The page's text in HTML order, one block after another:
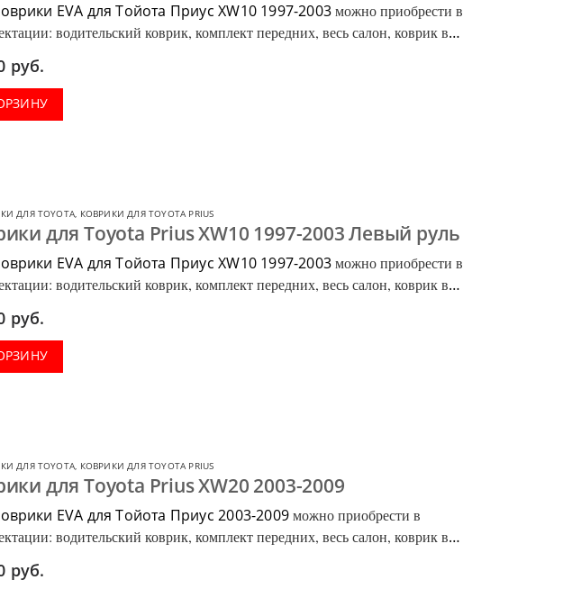
EVA для Тойота Приус XW10 1997-2003можно приобрести в
водительский коврик, комплект передних, весь салон, коврик в
руб.
ДЛЯ TOYOTA, КОВРИКИ ДЛЯ TOYOTA PRIUS
для Toyota Prius XW10 1997-2003 Левый руль
EVA для Тойота Приус XW10 1997-2003можно приобрести в
водительский коврик, комплект передних, весь салон, коврик в
руб.
ДЛЯ TOYOTA, КОВРИКИ ДЛЯ TOYOTA PRIUS
для Toyota Prius XW20 2003-2009
EVA для Тойота Приус 2003-2009можно приобрести в
водительский коврик, комплект передних, весь салон, коврик в
руб.